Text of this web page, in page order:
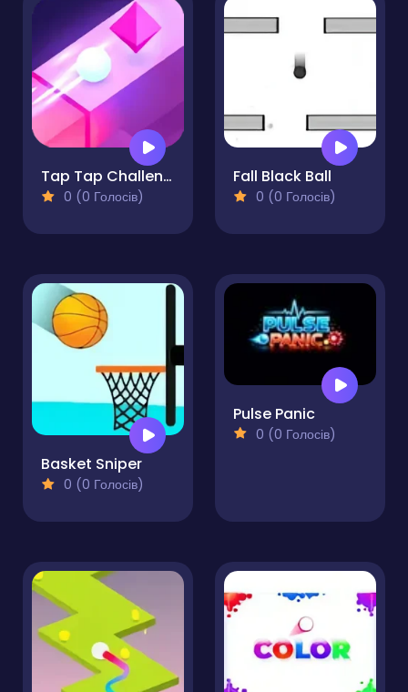
Tap Tap Challenge
0 (0 Голосів)
Fall Black Ball
0 (0 Голосів)
Basket Sniper
0 (0 Голосів)
Pulse Panic
0 (0 Голосів)